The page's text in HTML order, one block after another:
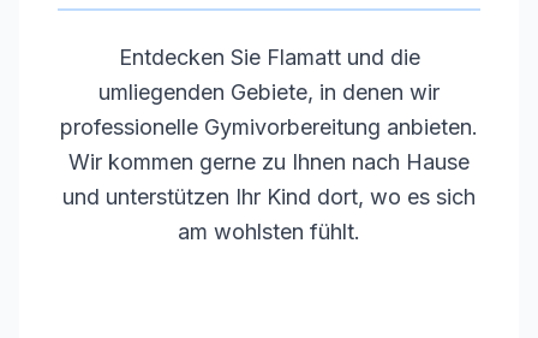
Entdecken Sie Flamattund die
umliegenden Gebiete, in denen wir
professionelle Gymivorbereitung anbieten.
Wir kommen gerne zu Ihnen nach Hause
und unterstützen Ihr Kind dort, wo es sich
am wohlsten fühlt.